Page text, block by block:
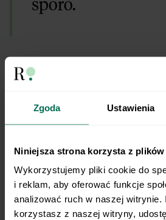
Zgoda Ustawienia
Niniejsza strona korzysta z
Wykorzystujemy pliki cookie do
i reklam, aby oferować funkcje
analizować ruch w naszej witrynie.
korzystasz z naszej witryny,
Czy to oznacza, że na diecie
majonezu? Nie do końca.
przychodzątzw. majonezy
w których część oleju została
których kaloryczność jest
niższa niż kaloryczność